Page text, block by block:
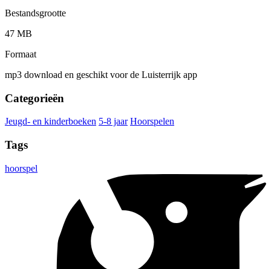
Bestandsgrootte
47 MB
Formaat
mp3 download en geschikt voor de Luisterrijk app
Categorieën
Jeugd- en kinderboeken 5-8 jaar Hoorspelen
Tags
hoorspel